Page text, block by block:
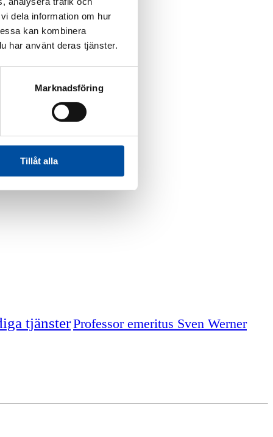
dela information om hur
kan kombinera
har använt deras tjänster.
Marknadsföring
Tillåt alla
tjänsterProfessor emeritus Sven Werner